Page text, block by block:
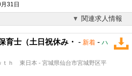
31日
関連求人情報
育士（土日祝休み・ - 新着 - ハ
ｈ 東日本 - 宮城県仙台市宮城野区平